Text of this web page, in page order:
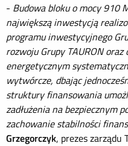
- Budowa bloku o mocy 910
największą inwestycją
programu inwestycyjnego
rozwoju Grupy TAURON
energetycznym
wytwórcze, dbając
struktury finansowania
zadłużenia na bezpiecznym
zachowanie stabilności
Grzegorczyk, prezes zarządu